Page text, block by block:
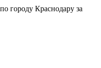
городу Краснодару за